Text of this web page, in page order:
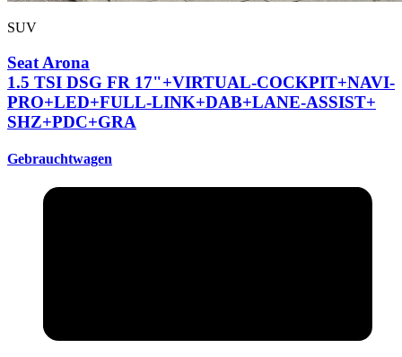
SUV
Seat Arona
1.5 TSI DSG FR 17"+VIRTUAL-COCKPIT+NAVI-
PRO+LED+FULL-LINK+DAB+LANE-ASSIST+
SHZ+PDC+GRA
Gebrauchtwagen